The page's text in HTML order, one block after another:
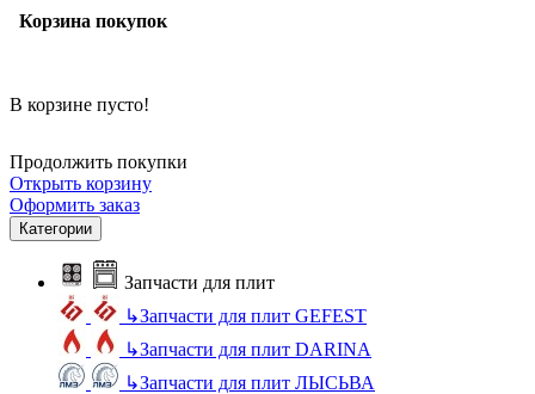
Корзина покупок
В корзине пусто!
Продолжить покупки
Открыть корзину
Оформить заказ
Категории
Запчасти для плит
↳Запчасти для плит GEFEST
↳Запчасти для плит DARINA
↳Запчасти для плит ЛЫСЬВА